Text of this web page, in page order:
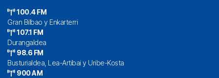
100.4 FM
Gran Bilbao y Enkarterri
107.1 FM
Durangaldea
98.6 FM
Busturialdea, Lea-Artibai y Uribe-Kosta
900 AM